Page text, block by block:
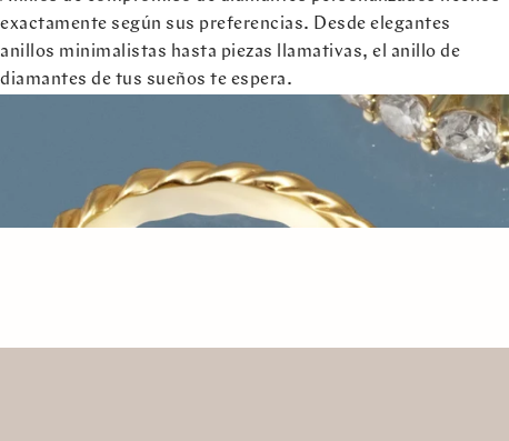
exactamente según sus preferencias. Desde elegantes
anillos minimalistas hasta piezas llamativas, el anillo de
diamantes de tus sueños te espera.